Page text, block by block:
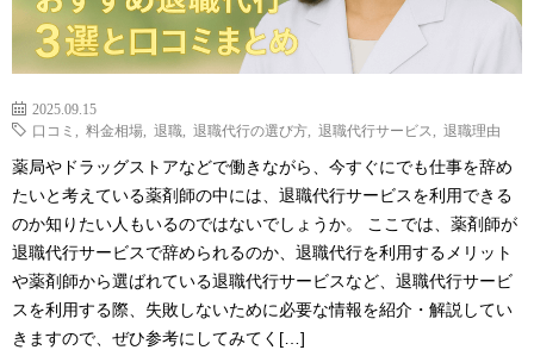
2025.09.15
口コミ
料金相場 退職 退職代行の選び方 退職代行サービス 退職理由
薬局やドラッグストアなどで働きながら、今すぐにでも仕事を辞め
たいと考えている薬剤師の中には、退職代行サービスを利用できる
のか知りたい人もいるのではないでしょうか。 ここでは、薬剤師が
退職代行サービスで辞められるのか、退職代行を利用するメリット
や薬剤師から選ばれている退職代行サービスなど、退職代行サービ
スを利用する際、失敗しないために必要な情報を紹介・解説してい
きますので、ぜひ参考にしてみてく[…]